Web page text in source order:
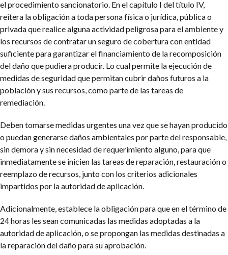
el procedimiento sancionatorio. En el capítulo I del título IV,
reitera la obligación a toda persona física o jurídica, pública o
privada que realice alguna actividad peligrosa para el ambiente y
los recursos de contratar un seguro de cobertura con entidad
suficiente para garantizar el financiamiento de la recomposición
del daño que pudiera producir. Lo cual permite la ejecución de
medidas de seguridad que permitan cubrir daños futuros a la
población y sus recursos, como parte de las tareas de
remediación.
Deben tomarse medidas urgentes una vez que se hayan producido
o puedan generarse daños ambientales por parte del responsable,
sin demora y sin necesidad de requerimiento alguno, para que
inmediatamente se inicien las tareas de reparación, restauración o
reemplazo de recursos, junto con los criterios adicionales
impartidos por la autoridad de aplicación.
Adicionalmente, establece la obligación para que en el término de
24 horas les sean comunicadas las medidas adoptadas a la
autoridad de aplicación, o se propongan las medidas destinadas a
la reparación del daño para su aprobación.